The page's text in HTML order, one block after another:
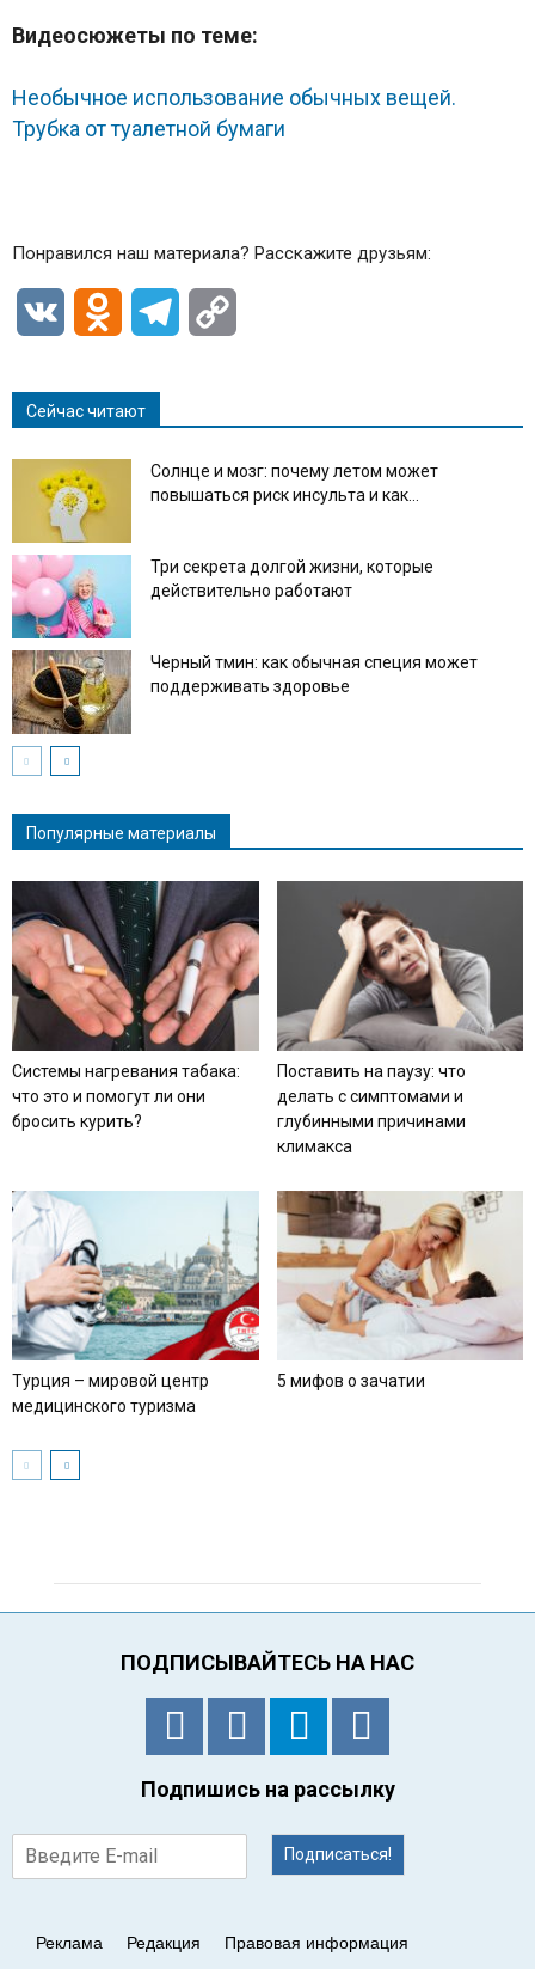
Видеосюжеты по теме:
Необычное использование обычных вещей.
Трубка от туалетной бумаги
Понравился наш материала? Расскажите друзьям:
VK Odnoklassniki
Telegram
Сейчас читают
Солнце и мозг: почему летом может
повышаться риск инсульта и как...
Три секрета долгой жизни, которые
действительно работают
Черный тмин: как обычная специя может
поддерживать здоровье
Популярные материалы
Системы нагревания табака:
что это и помогут ли они
бросить курить?
Поставить на паузу: что
делать с симптомами и
глубинными причинами
климакса
Турция – мировой центр
медицинского туризма
5 мифов о зачатии
ПОДПИСЫВАЙТЕСЬ НА НАС
Подпишись на рассылку
Подписаться!
Реклама Редакция Правовая информация